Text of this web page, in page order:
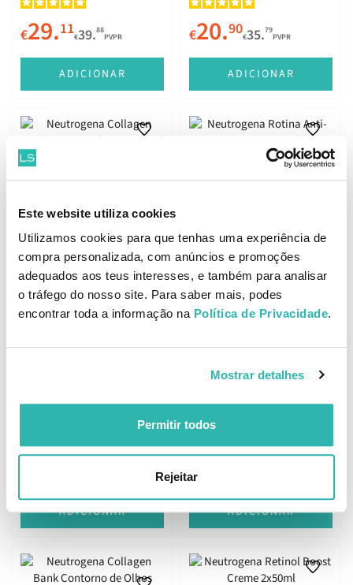
Este website utiliza cookies
Utilizamos cookies para que tenhas uma experiência de
compra personalizada, com anúncios e promoções
adequados aos teus interesses, e também para analisar
o tráfego do nosso site. Para saber mais, podes
encontrar toda a informação na Política de Privacidade.
Mostrar detalhes
Permitir todos
Rejeitar
€29.11€39.88
PVPR
ADICIONAR
€20.90€35.79
PVPR
ADICIONAR
Presente
Neutrogena Collagen Bank
€26. € 35. PVPR
ADICIONAR
Neutrogena Rotina Anti-
€47. 75. PVPR
ADICIONAR
Neutrogena Collagen Bank
Creme Hidratante SPF30
ADICIONAR
Neutrogena Rotina Anti-
Age Dia Pack
€36.
ADICIONAR